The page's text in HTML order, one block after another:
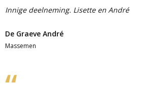
Innige deelneming. Lisette en André
De Graeve André
Massemen